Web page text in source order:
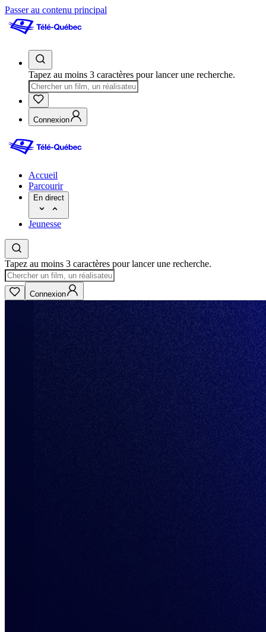
Passer au contenu principal
Tapez au moins 3 caractères pour lancer une recherche.
Connexion
Accueil
Parcourir
En direct
Jeunesse
Tapez au moins 3 caractères pour lancer une recherche.
Connexion